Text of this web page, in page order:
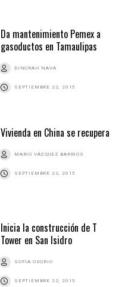
Da mantenimiento Pemex a
gasoductos en Tamaulipas
DINORAH NAVA
SEPTIEMBRE 22, 2015
Vivienda en China se recupera
MARIO VÁZQUEZ BARRIOS
SEPTIEMBRE 22, 2015
Inicia la construcción de T
Tower en San Isidro
SOFIA OSORIO
SEPTIEMBRE 22, 2015